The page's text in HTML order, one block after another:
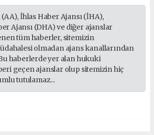
İhlas Haber Ajansı (İHA),
Ajansı (DHA) ve diğer ajanslar
tüm haberler, sitemizin
olmadan ajans kanallarından
haberlerde yer alan hukuki
geçen ajanslar olup sitemizin hiç
tutulamaz...